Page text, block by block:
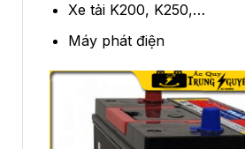
Xe tải K200, K250,…
Máy phát điện